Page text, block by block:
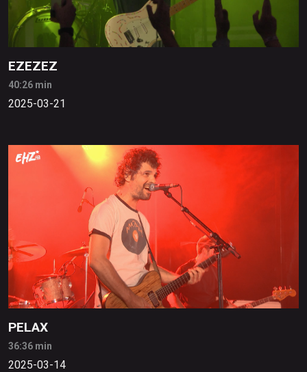
EZEZEZ
40:26 min
2025-03-21
PELAX
36:36 min
2025-03-14